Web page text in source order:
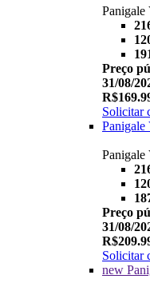
Panigale
Preço
31/08/
Solicitar
Panigale
Panigale
Preço
31/08/
Solicitar
new